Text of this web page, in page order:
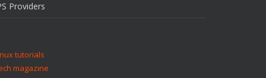
Providers
tutorials
magazine